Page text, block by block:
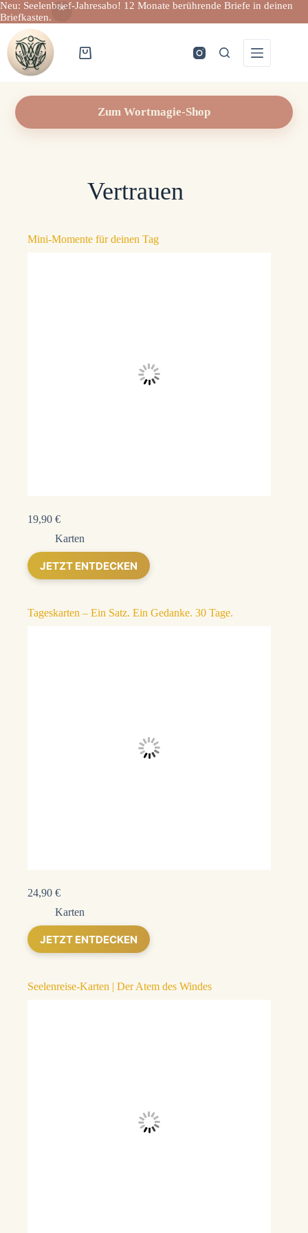
Neu: Seelenbrief-Jahresabo! 12 Monate berührende Briefe in deinen
Briefkasten.
Inhalt
springen
Warenkorb
Zum Wortmagie-Shop
Vertrauen
Mini-Momente für deinen Tag
19,90 €
Karten
JETZT ENTDECKEN
Tageskarten – Ein Satz. Ein Gedanke. 30 Tage.
24,90 €
Karten
JETZT ENTDECKEN
Seelenreise-Karten | Der Atem des Windes